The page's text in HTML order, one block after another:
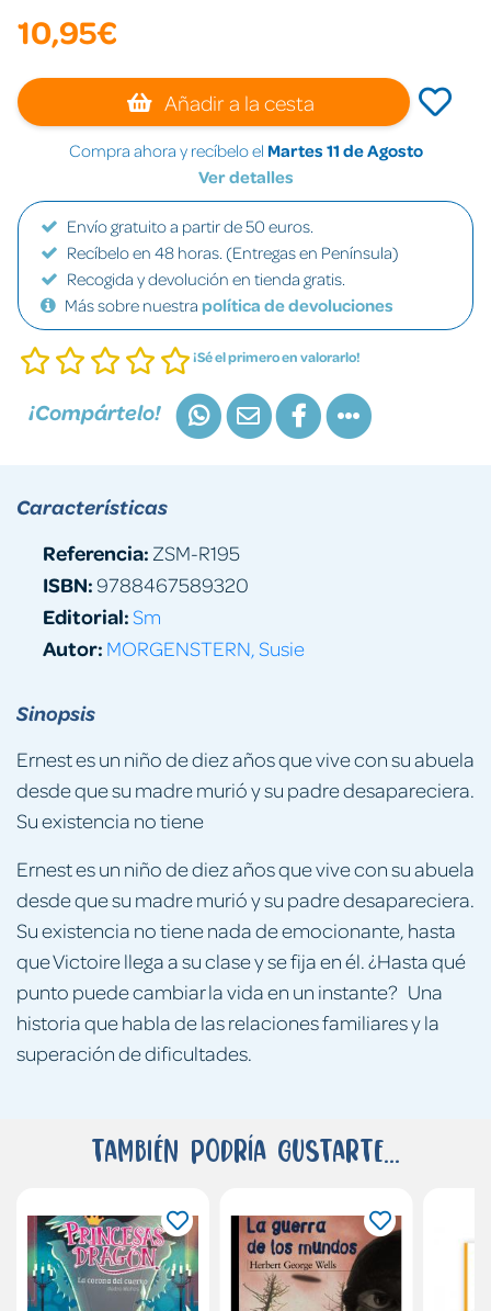
10,95€
Añadir a la cesta
Compra ahora y recíbelo el Martes 11 de Agosto
Ver detalles
Envío gratuito a partir de 50 euros.
Recíbelo en 48 horas. (Entregas en Península)
Recogida y devolución en tienda gratis.
Más sobre nuestra política de devoluciones
¡Sé el primero en valorarlo!
¡Compártelo!
Sinopsis
Ernest es un niño de diez años que vive con su abuela
desde que su madre murió y su padre desapareciera.
Su existencia no tiene
Ernest es un niño de diez años que vive con su abuela
desde que su madre murió y su padre desapareciera.
Su existencia no tiene nada de emocionante, hasta
que Victoire llega a su clase y se fija en él. ¿Hasta qué
punto puede cambiar la vida en un instante? Una
historia que habla de las relaciones familiares y la
superación de dificultades.
Características
Referencia: ZSM-R195
ISBN:9788467589320
Editorial:Sm
Autor: MORGENSTERN, Susie
También podría gustarte...